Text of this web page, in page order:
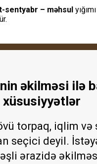
sentyabr – məhsul yığımı
əkilməsi ilə
xüsusiyyətlər
torpaq, iqlim və
seçici deyil.
ərazidə